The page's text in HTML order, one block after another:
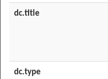
dc.title
dc.type